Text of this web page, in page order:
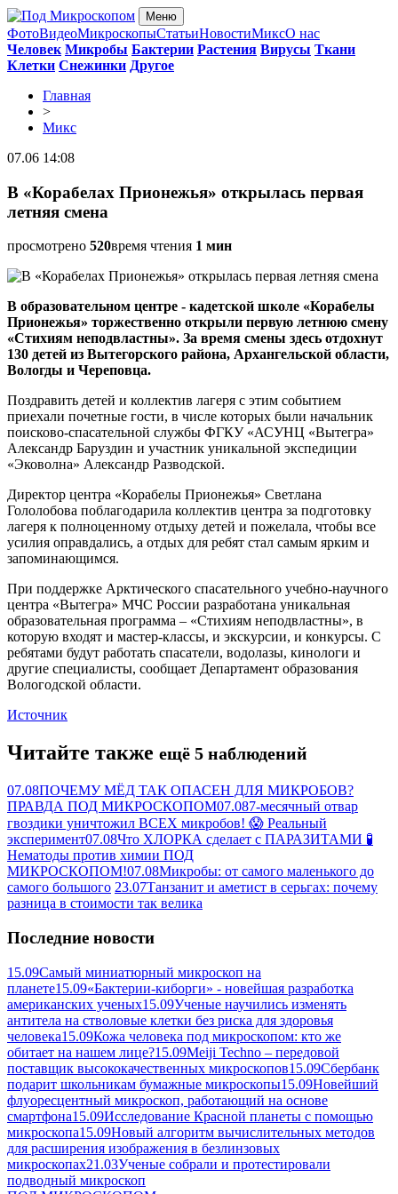
Меню
ФотоВидеоМикроскопыСтатьиНовостиМиксО нас
Человек Микробы Бактерии Растения Вирусы Ткани
Клетки Снежинки Другое
Главная
>
Микс
07.06 14:08
В «Корабелах Прионежья» открылась первая
летняя смена
просмотрено 520время чтения 1 мин
В образовательном центре - кадетской школе «Корабелы
Прионежья» торжественно открыли первую летнюю смену
«Стихиям неподвластны». За время смены здесь отдохнут
130 детей из Вытегорского района, Архангельской области,
Вологды и Череповца.
Поздравить детей и коллектив лагеря с этим событием
приехали почетные гости, в числе которых были начальник
поисково-спасательной службы ФГКУ «АСУНЦ «Вытегра»
Александр Баруздин и участник уникальной экспедиции
«Эковолна» Александр Разводской.
Директор центра «Корабелы Прионежья» Светлана
Гололобова поблагодарила коллектив центра за подготовку
лагеря к полноценному отдыху детей и пожелала, чтобы все
усилия оправдались, а отдых для ребят стал самым ярким и
запоминающимся.
При поддержке Арктического спасательного учебно-научного
центра «Вытегра» МЧС России разработана уникальная
образовательная программа – «Стихиям неподвластны», в
которую входят и мастер-классы, и экскурсии, и конкурсы. С
ребятами будут работать спасатели, водолазы, кинологи и
другие специалисты, сообщает Департамент образования
Вологодской области.
Источник
Читайте также ещё 5 наблюдений
07.08ПОЧЕМУ МЁД ТАК ОПАСЕН ДЛЯ МИКРОБОВ?
ПРАВДА ПОД МИКРОСКОПОМ07.087-месячный отвар
гвоздики уничтожил ВСЕХ микробов! 😱 Реальный
эксперимент07.08Что ХЛОРКА сделает с ПАРАЗИТАМИ 🧪
Нематоды против химии ПОД
МИКРОСКОПОМ!07.08Микробы: от самого маленького до
самого большого 23.07Танзанит и аметист в серьгах: почему
разница в стоимости так велика
Последние новости
15.09Самый миниатюрный микроскоп на
планете15.09«Бактерии-киборги» - новейшая разработка
американских ученых15.09Ученые научились изменять
антитела на стволовые клетки без риска для здоровья
человека15.09Кожа человека под микроскопом: кто же
обитает на нашем лице?15.09Meiji Techno – передовой
поставщик высококачественных микроскопов15.09Сбербанк
подарит школьникам бумажные микроскопы15.09Новейший
флуоресцентный микроскоп, работающий на основе
смартфона15.09Исследование Красной планеты с помощью
микроскопа15.09Новый алгоритм вычислительных методов
для расширения изображения в безлинзовых
микроскопах21.03Ученые собрали и протестировали
подводный микроскоп